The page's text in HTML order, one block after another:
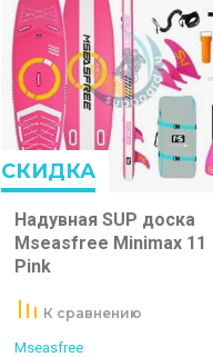
СКИДКА
Надувная SUP доска
Mseasfree Minimax 11
Pink
К сравнению
Mseasfree